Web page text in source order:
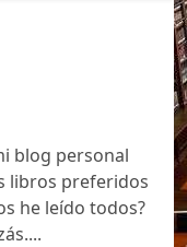
blog personal
libros preferidos
he leído todos?